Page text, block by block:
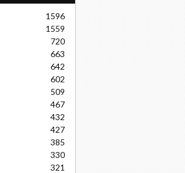
1596
1559
720
663
642
602
509
467
432
427
385
330
321